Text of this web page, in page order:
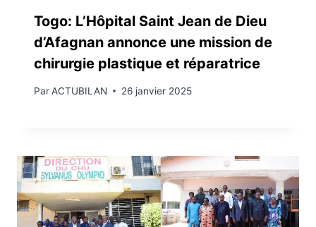
Togo: L’Hôpital Saint Jean de Dieu
d’Afagnan annonce une mission de
chirurgie plastique et réparatrice
ParACTUBILAN 26 janvier 2025